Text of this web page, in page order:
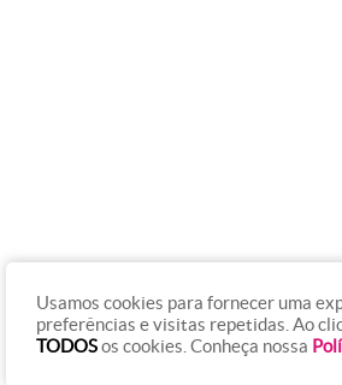
Usamos cookies para fornecer uma
preferências e visitas repetidas. Ao
TODOSos cookies. Conheça nossa